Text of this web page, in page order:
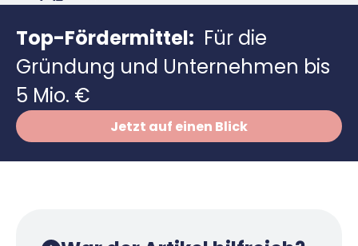
Finanzplan erstellen
Top 15 Franchise
Die besten Gründerkredite
Gründerwettbewerbe finden
Unternehmen anmelden
Schutzrechte anmelden
Kleingewerbe anmelden
Kunden gewinnen
Website erstellen
Rechnung schreiben
Buchhaltung erledigen
Online-Kredit anfragen
Fördermittel
Gründungszuschuss
Kredit für Existenzgründer
Business Angels
Flexible Kreditlinie
Tools
Businessplan-Software
Angebote
Top-Fördermittel: Für die
Gründung und Unternehmen bis
5 Mio. €
Jetzt auf einen Blick